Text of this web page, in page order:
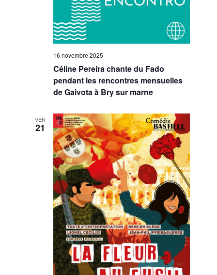
Céline Pereira chante du Fado
pendant les rencontres mensuelles
de Gaivota à Bry sur marne
16 novembre 2025
VEN
21